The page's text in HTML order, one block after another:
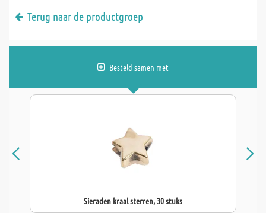
Terug naar de productgroep
Besteld samen met
Sieraden kraal sterren, 30 stuks